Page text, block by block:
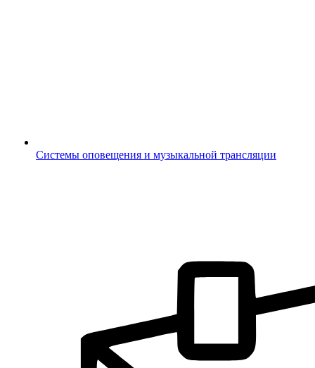
Системы оповещения и музыкальной трансляции